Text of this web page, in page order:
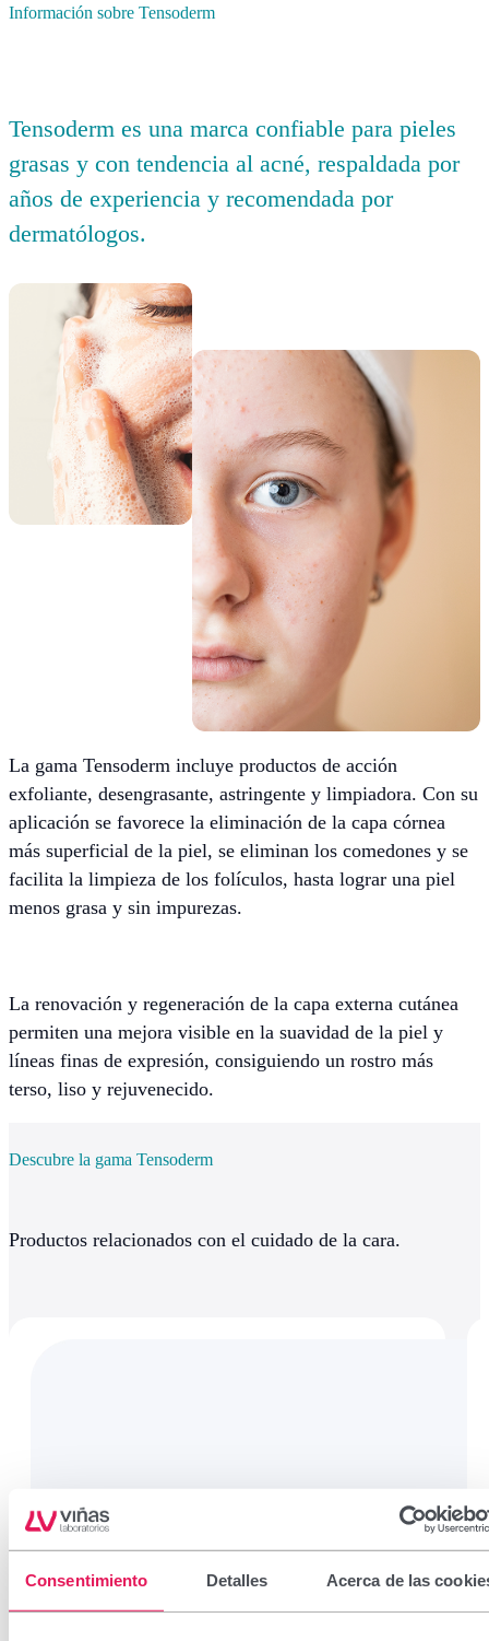
Consentimiento Detalles Acerca de las
Información sobre Tensoderm
La gama Tensoderm incluye productos de acción
exfoliante, desengrasante, astringente y limpiadora. Con su
aplicación se favorece la eliminación de la capa córnea
más superficial de la piel, se eliminan los comedones y se
facilita la limpieza de los folículos, hasta lograr una piel
menos grasa y sin impurezas.
La renovación y regeneración de la capa externa cutánea
permiten una mejora visible en la suavidad de la piel y
líneas finas de expresión, consiguiendo un rostro más
terso, liso y rejuvenecido.
Tensoderm es una marca confiable para pieles
grasas y con tendencia al acné, respaldada por
años de experiencia y recomendada por
dermatólogos.
Descubre la gama Tensoderm
Productos relacionados con el cuidado de la cara.